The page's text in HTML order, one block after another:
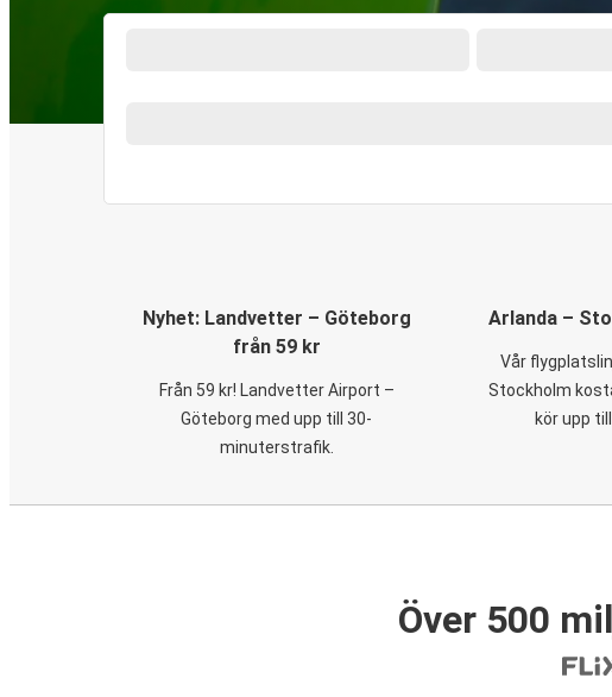
Nyhet: Landvetter – Göteborg
från 59 kr
Från 59 kr! Landvetter Airport –
Göteborg med upp till 30-
minuterstrafik.
Arlanda –
Vår
Stockholm
kör upp
Över 500